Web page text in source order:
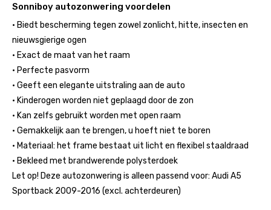
Sonniboy autozonwering voordelen
• Biedt bescherming tegen zowel zonlicht, hitte, insecten en
nieuwsgierige ogen
• Exact de maat van het raam
• Perfecte pasvorm
• Geeft een elegante uitstraling aan de auto
• Kinderogen worden niet geplaagd door de zon
• Kan zelfs gebruikt worden met open raam
• Gemakkelijk aan te brengen, u hoeft niet te boren
• Materiaal: het frame bestaat uit licht en flexibel staaldraad
• Bekleed met brandwerende polysterdoek
Let op! Deze autozonwering is alleen passend voor: Audi A5
Sportback 2009-2016 (excl. achterdeuren)